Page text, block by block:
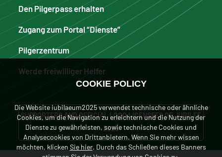
Den Pilgerpass erhalten
Zugang zum Portal “Dienste”
Pilgerzentrum
Werde freiwilliger Helfer
SUPPORTERS AND OFFICIAL LOGO LICENSEES OF JUBILEE
2025
COOKIE POLICY
Die Website iubilaeum2025 verwendet technische oder ähnliche
Cookies, um die Navigation zu erleichtern und die Nutzung der
Dienste zu gewährleisten, sowie technische Cookies und
Analysecookies von Drittanbietern. Wenn Sie mehr wissen
möchten, klicken Sie hier. Durch das Schließen dieses Banners